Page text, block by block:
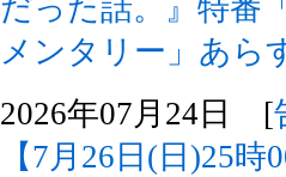
だった話。』特番
メンタリー」あら
2026年07月24日 [
【7月26日(日)25